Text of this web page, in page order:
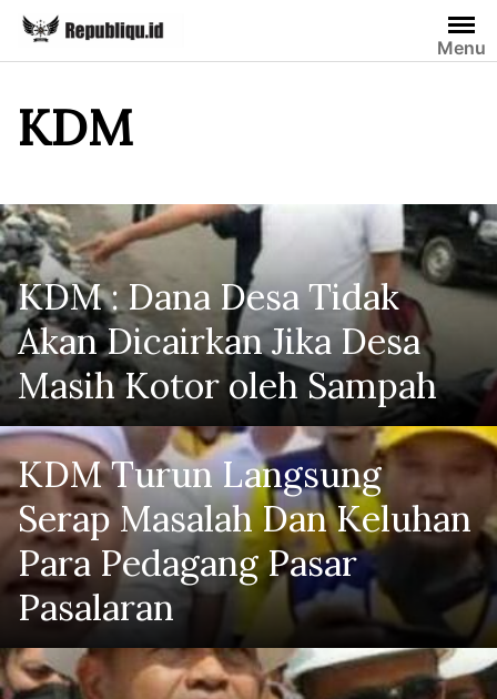
Skip
content
Menu
KDM
KDM : Dana Desa Tidak
Akan Dicairkan Jika Desa
Masih Kotor oleh Sampah
KDM Turun Langsung
Serap Masalah Dan Keluhan
Para Pedagang Pasar
Pasalaran